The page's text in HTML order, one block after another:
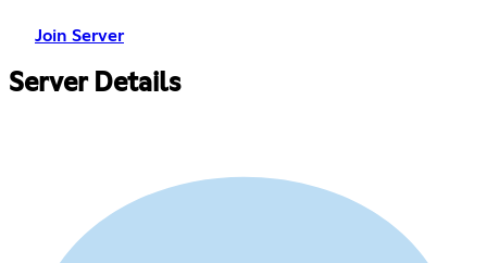
Join Server
Server Details